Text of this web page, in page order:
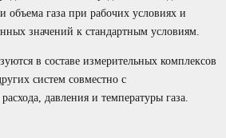
объема газа при рабочих условиях и
значений к стандартным условиям.
в составе измерительных комплексов
систем совместно с
давления и температуры газа.